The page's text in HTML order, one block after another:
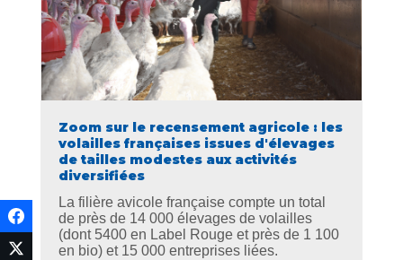
Zoom sur le recensement agricole : les
volailles françaises issues d'élevages
de tailles modestes aux activités
diversifiées
La filière avicole française compte un total
de près de 14 000 élevages de volailles
(dont 5400 en Label Rouge et près de 1 100
en bio) et 15 000 entreprises liées.